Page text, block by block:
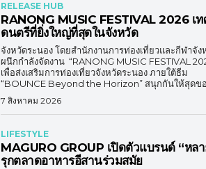
RELEASE HUB
RANONG MUSIC FESTIVAL 2026 เ
ดนตรีที่ยิ่งใหญ่ที่สุดในจังหวัด
จังหวัดระนอง โดยสำนักงานการท่องเที่ยวและกีฬาจัง
ผนึกกำลังจัดงาน “RANONG MUSIC FESTIVAL
เพื่อส่งเสริมการท่องเที่ยวจังหวัดระนอง ภายใต้ธีม
“BOUNCE Beyond the Horizon” สนุกกันให้สุดข
7 สิงหาคม 2026
LIFESTYLE
MAGURO GROUP เปิดตัวแบรนด์ “หล
รุกตลาดอาหารอีสานร่วมสมัย